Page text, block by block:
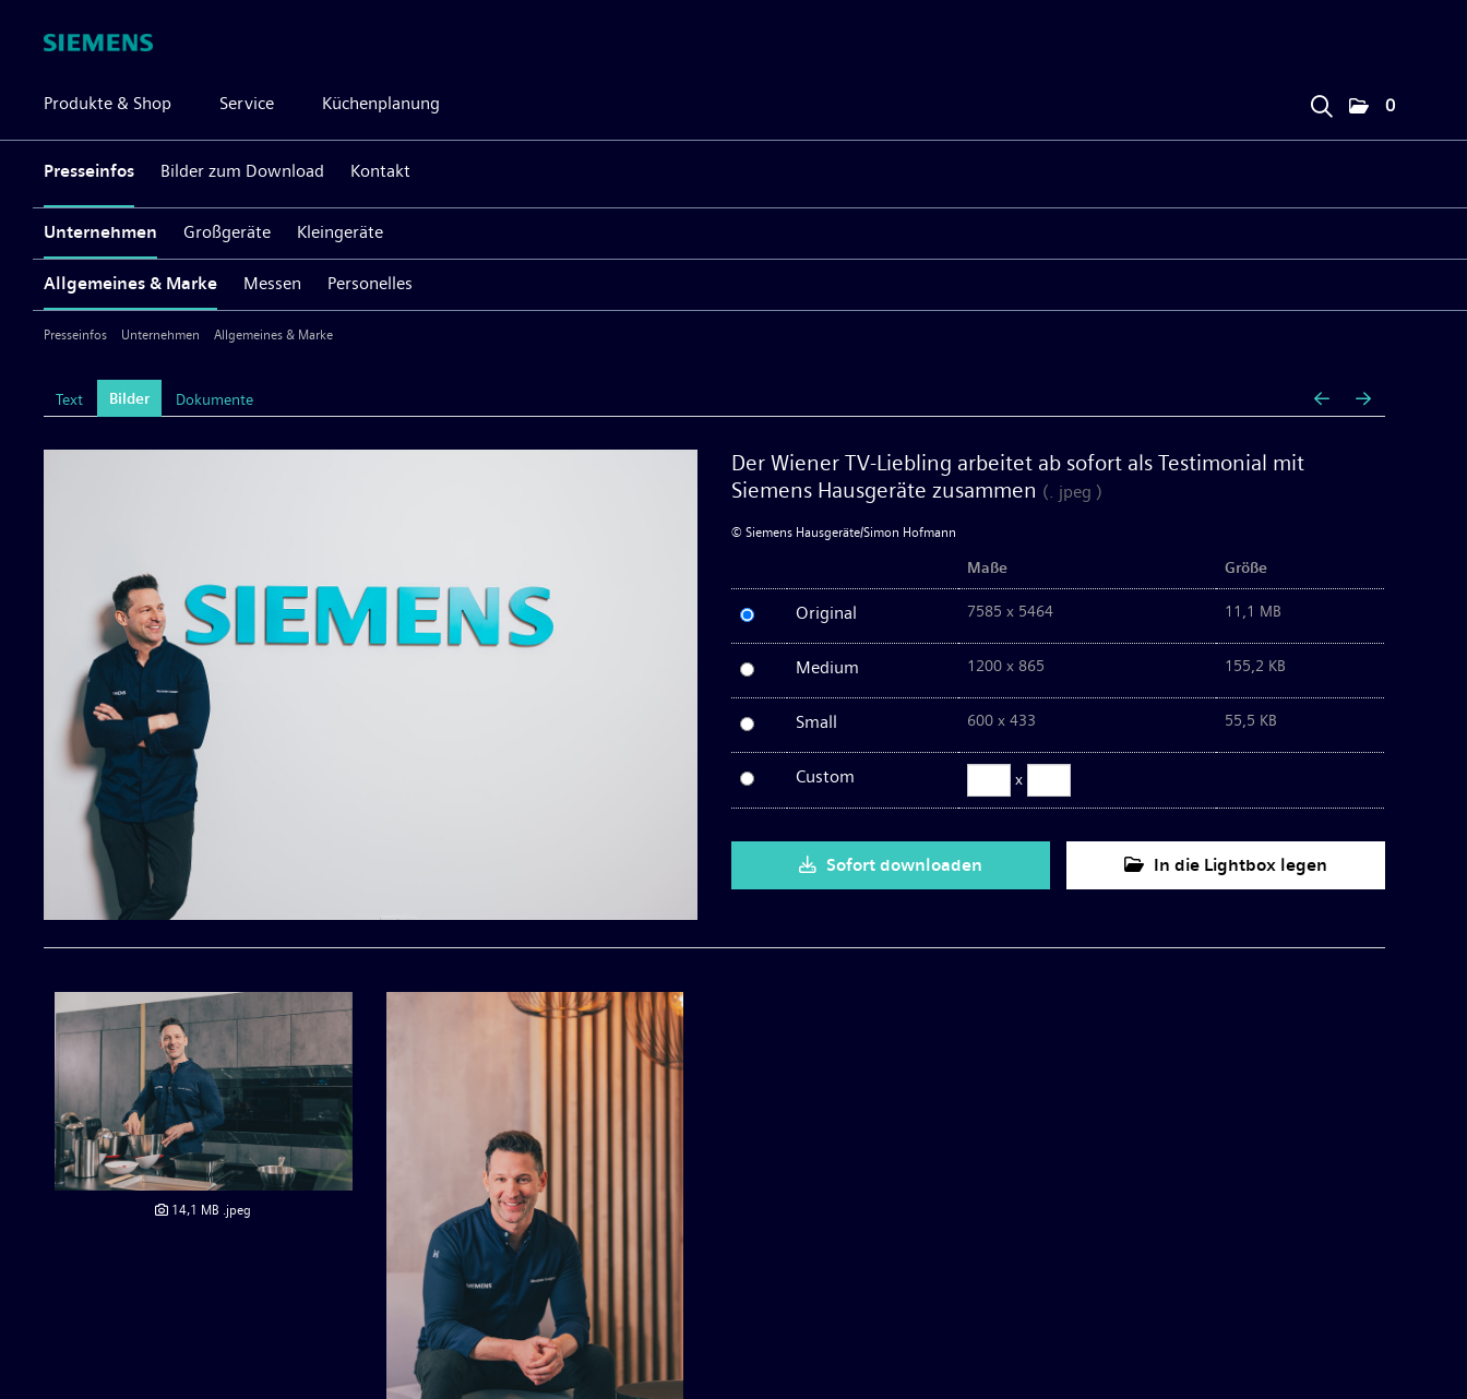
Produkte & Shop Service Küchenplanung 0
Presseinfos
Unternehmen
Allgemeines & Marke Messen Personelles
Großgeräte Kleingeräte
Bilder zum Download Kontakt
Presseinfos Unternehmen Allgemeines & Marke
Text Bilder Dokumente
Der Wiener TV-Liebling arbeitet ab sofort als Testimonial mit
Siemens Hausgeräte zusammen (. jpeg )
© Siemens Hausgeräte/Simon Hofmann
Maße Größe
Original 7585 x 5464 11,1 MB
Medium 1200 x 865 155,2 KB
Small 600 x 433 55,5 KB
Custom x
Sofort downloaden In die Lightbox legen
14,1 MB .jpeg